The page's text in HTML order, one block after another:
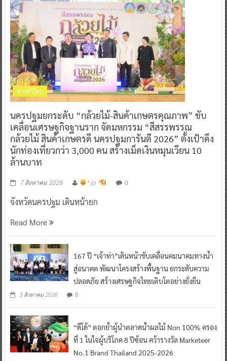
ข่าวทั่วไทย
นครปฐมยกระดับ “กล้วยไม้-สินค้าเกษตรคุณภาพ” ขับ
เคลื่อนเศรษฐกิจฐานราก จัดมหกรรม “สีสรรพรรณ
กล้วยไม้ สินค้าเกษตรดี นครปฐมการันตี 2026” ตั้งเป้าดึง
นักท่องเที่ยวกว่า 3,000 คน สร้างเม็ดเงินหมุนเวียน 10
ล้านบาท
7 สิงหาคม 2026 ^ jo ^ 0
จังหวัดนครปฐม เดินหน้ายก
Read More
167 ปี “เจ้าท่า”เดินหน้าขับเคลื่อนคมนาคมทางน้ำ
สู่อนาคต พัฒนาโครงสร้างพื้นฐาน ยกระดับความ
ปลอดภัย สร้างเศรษฐกิจไทยเติบโตอย่างยั่งยืน
5 สิงหาคม 2026 0
“ดีโด้” ตอกย้ำผู้นำตลาดน้ำผลไม้ Non 100% ครอง
ที่ 1 ในใจผู้บริโภค 8 ปีซ้อน คว้ารางวัล Marketeer
No.1 Brand Thailand 2025-2026